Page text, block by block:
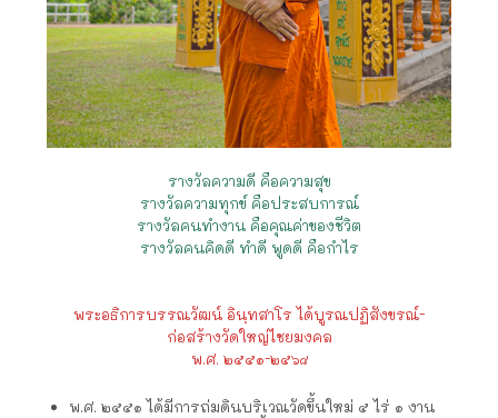
รางวัลความดี คือความสุข
รางวัลความทุกข์ คือประสบการณ์
รางวัลคนทำงาน คือคุณค่าของชีวิต
รางวัลคนคิดดี ทำดี พูดดี คือกำไร
พระอธิการบรรณวัฒน์ อินฺทสาโร ได้บูรณปฏิสังขรณ์-
ก่อสร้างวัดใหญ่ไชยมงคล
พ.ศ. ๒๕๕๑-๒๕๖๘
พ.ศ. ๒๕๕๑ ได้มีการถ่มดินบริเวณวัดขึ้นใหม่ ๕ ไร่ ๑ งาน